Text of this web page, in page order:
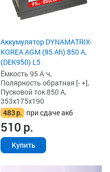
Аккумулятор DYNAMATRIX-
KOREA AGM (95 Ah) 850 А,
(DEK950) L5
Ёмкость 95 А·ч,
Полярность обратная [- +],
Пусковой ток 850 А,
353x175x190
483р. при сдаче акб
510р.
Купить